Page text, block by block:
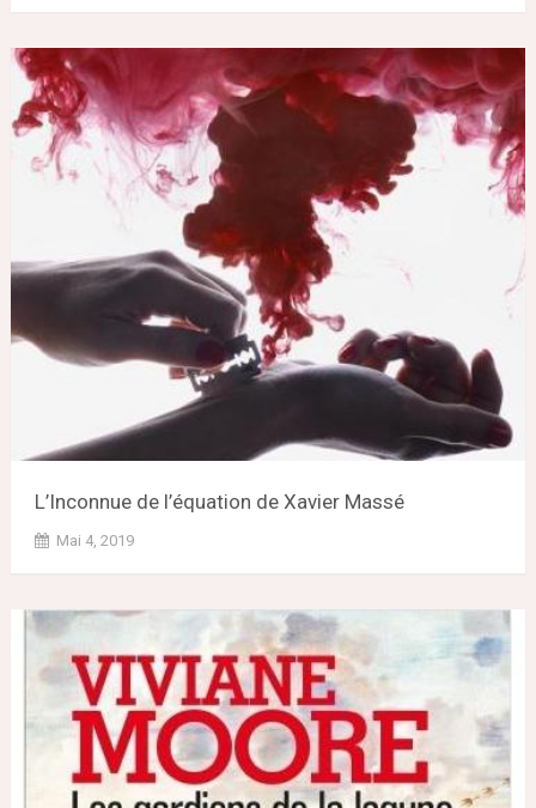
L’Inconnue de l’équation de Xavier Massé
Mai 4, 2019